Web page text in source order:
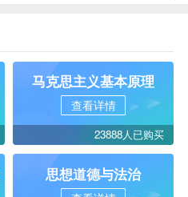
马克思主义基本原理
查看详情
23888人已购买
思想道德与法治